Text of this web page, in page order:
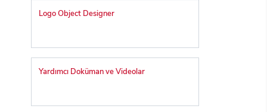
Logo Object Designer
Yardımcı Doküman ve Videolar